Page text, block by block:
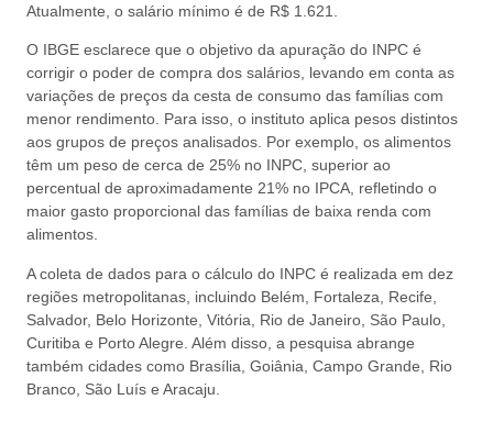
Atualmente, o salário mínimo é de R$ 1.621.
O IBGE esclarece que o objetivo da apuração do INPC é
corrigir o poder de compra dos salários, levando em conta as
variações de preços da cesta de consumo das famílias com
menor rendimento. Para isso, o instituto aplica pesos distintos
aos grupos de preços analisados. Por exemplo, os alimentos
têm um peso de cerca de 25% no INPC, superior ao
percentual de aproximadamente 21% no IPCA, refletindo o
maior gasto proporcional das famílias de baixa renda com
alimentos.
A coleta de dados para o cálculo do INPC é realizada em dez
regiões metropolitanas, incluindo Belém, Fortaleza, Recife,
Salvador, Belo Horizonte, Vitória, Rio de Janeiro, São Paulo,
Curitiba e Porto Alegre. Além disso, a pesquisa abrange
também cidades como Brasília, Goiânia, Campo Grande, Rio
Branco, São Luís e Aracaju.